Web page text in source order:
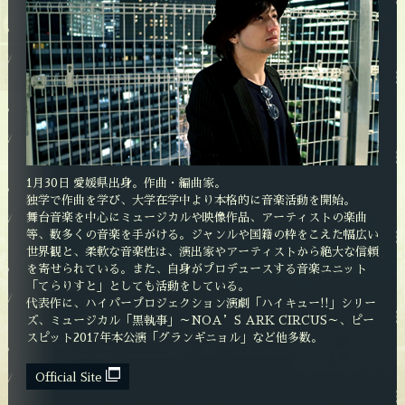
1月30日 愛媛県出身。作曲・編曲家。
独学で作曲を学び、大学在学中より本格的に音楽活動を開始。
舞台音楽を中心にミュージカルや映像作品、アーティストの楽曲
等、数多くの音楽を手がける。ジャンルや国籍の枠をこえた幅広い
世界観と、柔軟な音楽性は、演出家やアーティストから絶大な信頼
を寄せられている。また、自身がプロデュースする音楽ユニット
「てらりすと」としても活動をしている。
代表作に、ハイパープロジェクション演劇「ハイキュー!!」シリー
ズ、ミュージカル「黒執事」～NOA’S ARK CIRCUS～、ピー
スピット2017年本公演「グランギニョル」など他多数。
Official Site